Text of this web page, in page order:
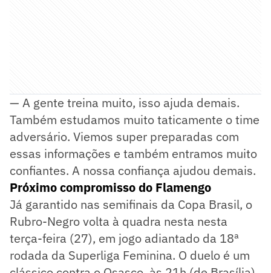
— A gente treina muito, isso ajuda demais.
Também estudamos muito taticamente o time
adversário. Viemos super preparadas com
essas informações e também entramos muito
confiantes. A nossa confiança ajudou demais.
Próximo compromisso do Flamengo
Já garantido nas semifinais da Copa Brasil, o
Rubro-Negro volta à quadra nesta nesta
terça-feira (27), em jogo adiantado da 18ª
rodada da Superliga Feminina. O duelo é um